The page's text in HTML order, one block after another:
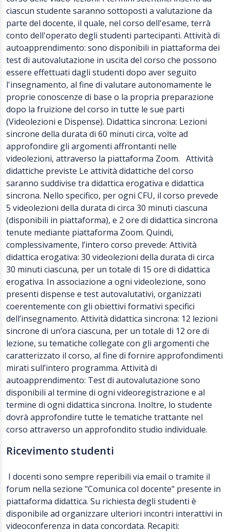
ciascun studente saranno sottoposti a valutazione da
parte del docente, il quale, nel corso dell'esame, terrà
conto dell'operato degli studenti partecipanti. Attività di
autoapprendimento: sono disponibili in piattaforma dei
test di autovalutazione in uscita del corso che possono
essere effettuati dagli studenti dopo aver seguito
l'insegnamento, al fine di valutare autonomamente le
proprie conoscenze di base o la propria preparazione
dopo la fruizione del corso in tutte le sue parti
(Videolezioni e Dispense). Didattica sincrona: Lezioni
sincrone della durata di 60 minuti circa, volte ad
approfondire gli argomenti affrontanti nelle
videolezioni, attraverso la piattaforma Zoom. Attività
didattiche previste Le attività didattiche del corso
saranno suddivise tra didattica erogativa e didattica
sincrona. Nello specifico, per ogni CFU, il corso prevede
5 videolezioni della durata di circa 30 minuti ciascuna
(disponibili in piattaforma), e 2 ore di didattica sincrona
tenute mediante piattaforma Zoom. Quindi,
complessivamente, l’intero corso prevede: Attività
didattica erogativa: 30 videolezioni della durata di circa
30 minuti ciascuna, per un totale di 15 ore di didattica
erogativa. In associazione a ogni videolezione, sono
presenti dispense e test autovalutativi, organizzati
coerentemente con gli obiettivi formativi specifici
dell’insegnamento. Attività didattica sincrona: 12 lezioni
sincrone di un’ora ciascuna, per un totale di 12 ore di
lezione, su tematiche collegate con gli argomenti che
caratterizzato il corso, al fine di fornire approfondimenti
mirati sull’intero programma. Attività di
autoapprendimento: Test di autovalutazione sono
disponibili al termine di ogni videoregistrazione e al
termine di ogni didattica sincrona. Inoltre, lo studente
dovrà approfondire tutte le tematiche trattante nel
corso attraverso un approfondito studio individuale.
Ricevimento studenti
I docenti sono sempre reperibili via email o tramite il
forum nella sezione "Comunica col docente" presente in
piattaforma didattica. Su richiesta degli studenti è
disponibile ad organizzare ulteriori incontri interattivi in
videoconferenza in data concordata. Recapiti: